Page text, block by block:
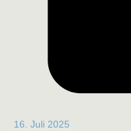
16. Juli 2025